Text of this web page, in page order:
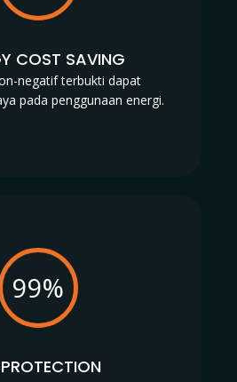
COST SAVING
negatif terbukti dapat
pada penggunaan energi.
99%